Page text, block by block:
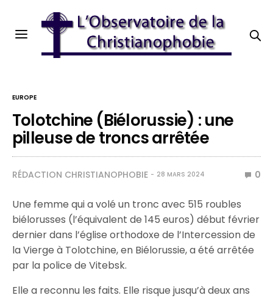
EUROPE
Tolotchine (Biélorussie) : une
pilleuse de troncs arrêtée
RÉDACTION CHRISTIANOPHOBIE 28 MARS 2024 0
Une femme qui a volé un tronc avec 515 roubles
biélorusses (l’équivalent de 145 euros) début février
dernier dans l’église orthodoxe de l’Intercession de
la Vierge à Tolotchine, en Biélorussie, a été arrêtée
par la police de Vitebsk.
Elle a reconnu les faits. Elle risque jusqu’à deux ans